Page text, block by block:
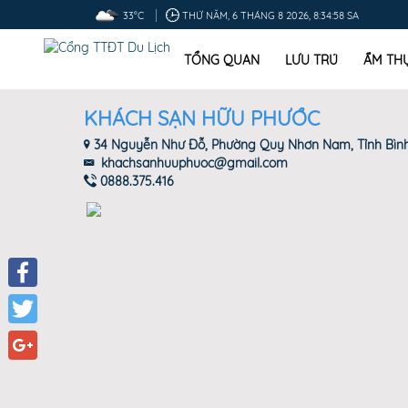
33°C THỨ NĂM, 6 THÁNG 8 2026, 8:34:59 SA
TỔNG QUAN LƯU TRÚ ẨM
Facebook
Twitter
KHÁCH SẠN HỮU PHƯỚC
34 Nguyễn Như Đỗ, Phường Quy Nhơn Nam, Tỉnh
khachsanhuuphuoc@gmail.com
0888.375.416